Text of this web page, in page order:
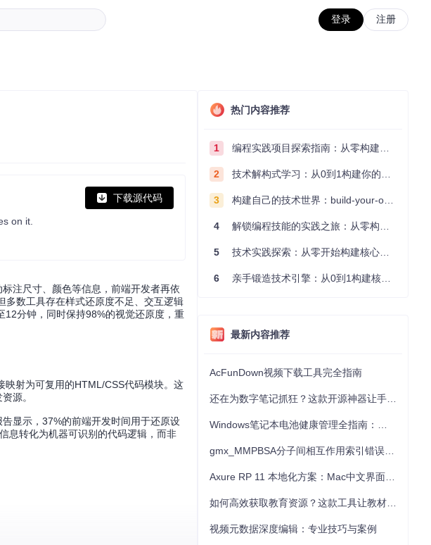
登录 注册
下载源代码
on it.
注尺寸、颜色等信息，前端开发者再依
多数工具存在样式还原度不足、交互逻辑
分钟，同时保持98%的视觉还原度，重
射为可复用的HTML/CSS代码模块。这
源。
显示，37%的前端开发时间用于还原设
息转化为机器可识别的代码逻辑，而非
热门内容推荐
1 编程实践项目探索指南：从零构建技术能力体系
2 技术解构式学习：从0到1构建你的编程知识体系
3 构建自己的技术世界：build-your-own-x项目的实践探索指南
4 解锁编程技能的实践之旅：从零构建你的技术世界
5 技术实践探索：从零开始构建核心系统的实践指南
6 亲手锻造技术引擎：从0到1构建核心系统的实践指南
最新内容推荐
AcFunDown视频下载工具完全指南
视频元数据深度编辑：专业技巧与案例